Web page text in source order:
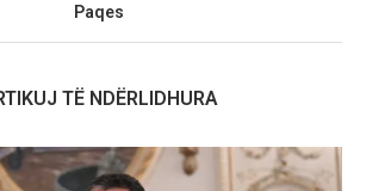
Paqes
TË NDËRLIDHURA